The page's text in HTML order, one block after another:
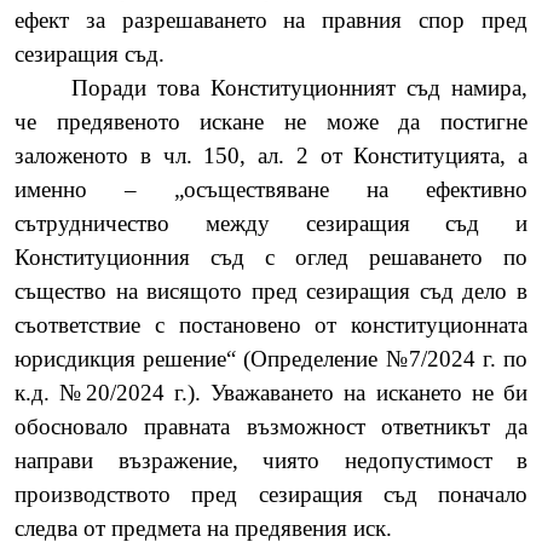
ефект за разрешаването на правния спор пред
сезиращия съд.
Поради товаКонституционният съд намира,
че предявеното искане не може да постигне
заложеното в чл. 150, ал. 2 от Конституцията, а
именно – „осъществяване на ефективно
сътрудничество между сезиращия съд и
Конституционния съд с оглед решаването по
същество на висящото пред сезиращия съд дело в
съответствие с постановено от конституционната
юрисдикция решение“ (Определение №7/2024 г. по
к.д. №20/2024 г.). Уважаването на искането не би
обосновало правната възможност ответникът да
направи възражение, чиято недопустимост в
производството пред сезиращия съд поначало
следва от предмета на предявения иск.